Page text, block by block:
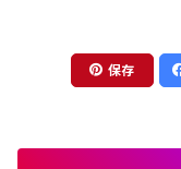
ドライフラワー保存